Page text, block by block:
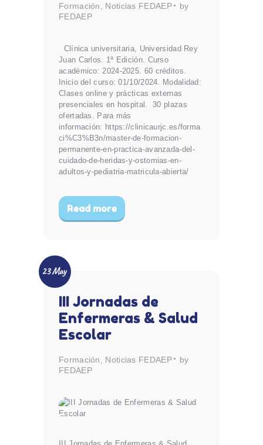
Formación Noticias FEDAEP
by
FEDAEP
Clínica universitaria, Universidad Rey
Juan Carlos. 1ª Edición. Curso
académico: 2024-2025. 60 créditos.
Inicio del curso: 01/10/2024. Modalidad:
Clases online y prácticas externas
presenciales en hospital. 30 plazas
ofertadas. Para más
información: https://clinicaurjc.es/forma
ci%C3%B3n/master-de-formacion-
permanente-en-practica-avanzada-del-
cuidado-de-heridas-y-ostomias-en-
adultos-y-pediatria-matricula-abierta/
Read more
23 May
III Jornadas de
Enfermeras & Salud
Escolar
Formación Noticias FEDAEP
by
FEDAEP